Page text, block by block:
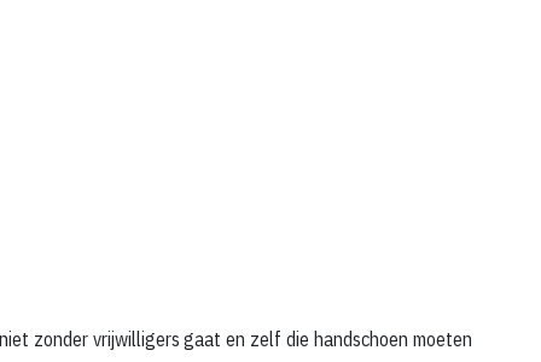
zonder vrijwilligers gaat en zelf die handschoen moeten